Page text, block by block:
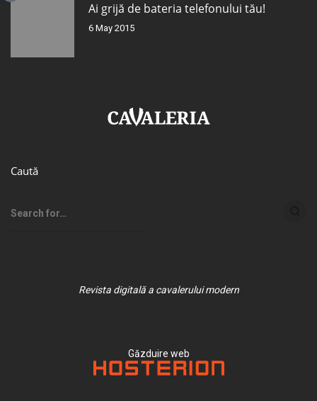
Ai grijă de bateria telefonului tău!
6 May 2015
Caută
Revista digitală a cavalerului modern
Găzduire web